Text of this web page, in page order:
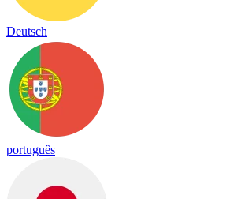
Deutsch
português